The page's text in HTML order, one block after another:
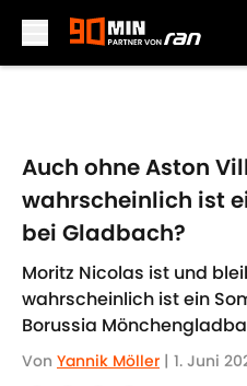
Auch ohne Aston
wahrscheinlich ist
bei Gladbach?
Moritz Nicolas ist und
wahrscheinlich ist ein
Borussia
Von Yannik Möller | 1. Juni